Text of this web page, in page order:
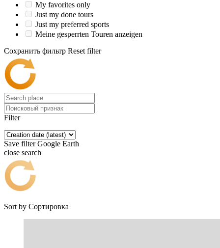
My favorites only
Just my done tours
Just my preferred sports
Meine gesperrten Touren anzeigen
Сохранить фильтр Reset filter
Filter
Save filter Google Earth
close search
Sort by Сортировка